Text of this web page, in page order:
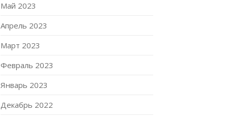
Май 2023
Апрель 2023
Март 2023
Февраль 2023
Январь 2023
Декабрь 2022